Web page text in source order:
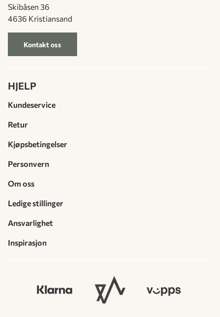
Skibåsen 36
4636 Kristiansand
Kontakt oss
HJELP
Kundeservice
Retur
Kjøpsbetingelser
Personvern
Om oss
Ledige stillinger
Ansvarlighet
Inspirasjon